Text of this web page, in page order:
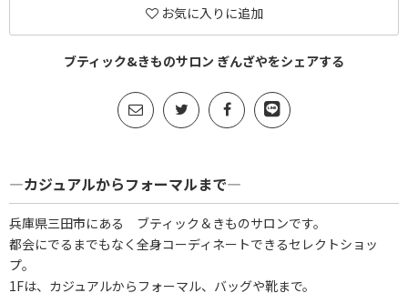
お気に入りに追加
ブティック&きものサロン ぎんざやをシェアする
―カジュアルからフォーマルまで―
兵庫県三田市にある ブティック＆きものサロンです。
都会にでるまでもなく全身コーディネートできるセレクトショッ
プ。
1Fは、カジュアルからフォーマル、バッグや靴まで。